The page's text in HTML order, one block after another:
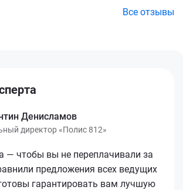
Все отзывы
Денисламов
директор «Полис 812»
— чтобы вы не переплачивали за
предложения всех ведущих
гарантировать вам лучшую